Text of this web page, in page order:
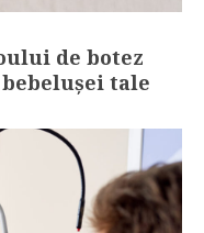
de botez
tale